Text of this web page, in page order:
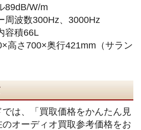
89dB/W/m
周波数300Hz、3000Hz
容積66L
高さ700×奥行421mm（サラン
は、「買取価格をかんたん見
オーディオ買取参考価格をお